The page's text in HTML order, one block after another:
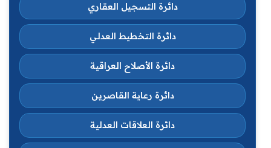
دائرة التسجيل العقاري
دائرة التخطيط العدلي
دائرة الأصلاح العراقية
دائرة رعاية القاصرين
دائرة العلاقات العدلية